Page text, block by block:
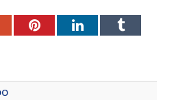
PinterestLinkedInTumblr